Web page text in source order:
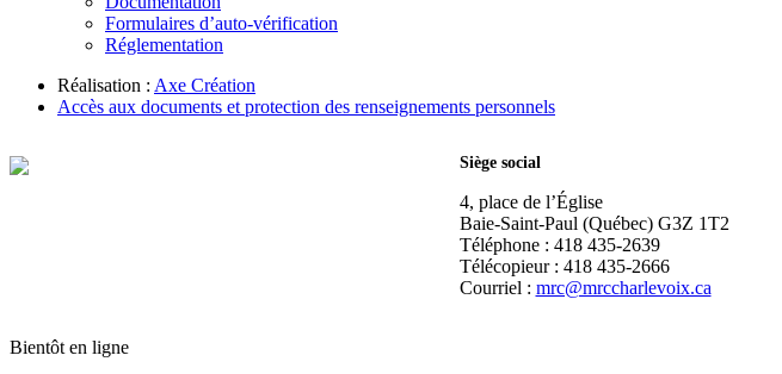
Formulaires d’auto-vérification
Réglementation
Réalisation : Axe Création
Accès aux documents et protection des renseignements personnels
Siège social
4, place de l’Église
Baie-Saint-Paul (Québec) G3Z 1T2
Téléphone : 418 435-2639
Télécopieur : 418 435-2666
Courriel : mrc@mrccharlevoix.ca
Bientôt en ligne